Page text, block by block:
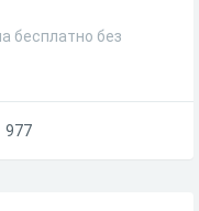
бесплатно без
977